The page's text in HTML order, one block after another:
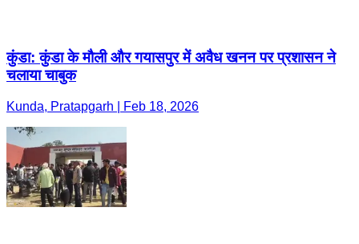
कुंडा: कुंडा के मौली और गयासपुर में अवैध खनन पर प्रशासन ने
चलाया चाबुक
Kunda, Pratapgarh | Feb 18, 2026